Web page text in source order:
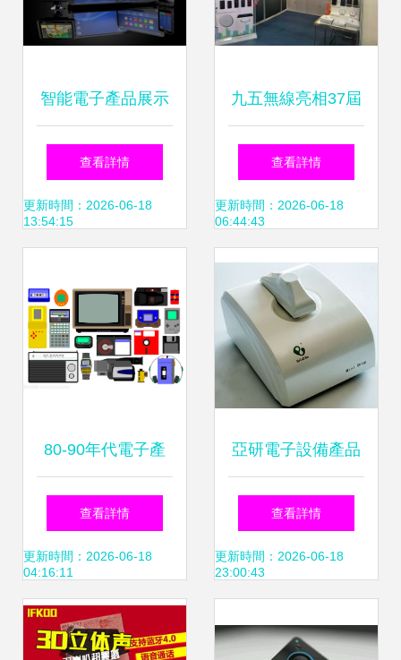
智能電子產品展示
從高清素材到營銷
升級的視覺之道
查看詳情
更新時間：2026-06-18
13:54:15
九五無線亮相37屆
香港秋季電子產品
展，最新iPhone X
充電產品成焦點
查看詳情
更新時間：2026-06-18
06:44:43
80-90年代電子產
品的黃金時代 插圖
背后的技術與文化
查看詳情
更新時間：2026-06-18
04:16:11
亞研電子設備產品
加盟前景分析 從產
品力到店鋪運營的
查看詳情
更新時間：2026-06-18
23:00:43